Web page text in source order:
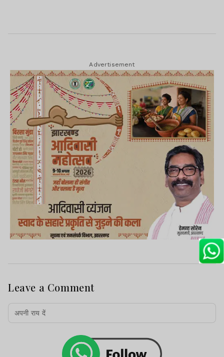
Advertisement
Leave a Comment